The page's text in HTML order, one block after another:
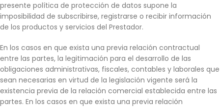
presente política de protección de datos supone la
imposibilidad de subscribirse, registrarse o recibir información
de los productos y servicios del Prestador.
En los casos en que exista una previa relación contractual
entre las partes, la legitimación para el desarrollo de las
obligaciones administrativas, fiscales, contables y laborales que
sean necesarias en virtud de la legislación vigente será la
existencia previa de la relación comercial establecida entre las
partes. En los casos en que exista una previa relación